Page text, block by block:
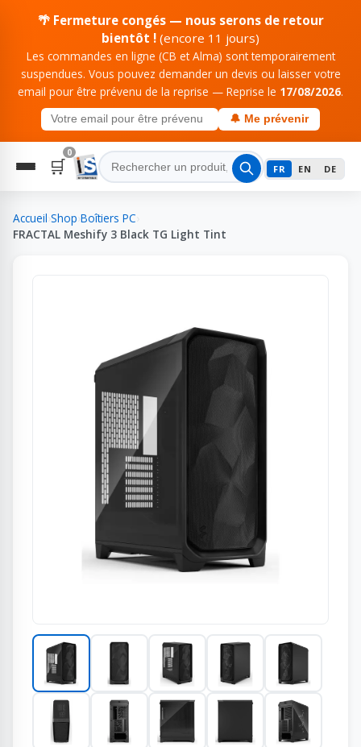
🌴 Fermeture congés — nous serons de retour
bientôt ! (encore 11 jours)
Les commandes en ligne (CB et Alma) sont temporairement
suspendues. Vous pouvez demander un devis ou laisser votre
email pour être prévenu de la reprise — Reprise le 17/08/2026.
🔔 Me prévenir
🛒
0
FR EN DE
Accueil Shop Boîtiers PC
FRACTAL Meshify 3 Black TG Light Tint